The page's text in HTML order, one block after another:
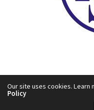
Our site uses cookies. Learn
Policy